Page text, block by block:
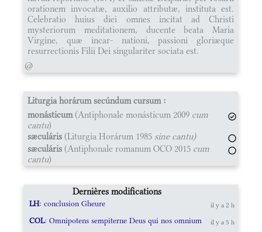
orationem invocatæ, auxilio attributæ, instituta est.
Celebratio huius diei omnes incitat ad Christi
mysteriorum meditationem, ducente beata Maria
Virgine, quæ incar- nationi, passioni gloriæque
resurrectionis Filii Dei singulariter sociata est.
@
Liturgia horárum secúndum cursum :
monásticum(Antiphonale monásticum 2009 cum
cantu)
sæculáris (Liturgia Horárum 1985 sine cantu)
sæculáris (Antiphonale romanum OCO 2015 cum
cantu)
Dernières modifications
LH: conclusion Gheure il y a 2 h
COL: Omnipotens sempiterne Deus qui nos omnium il y a 5 h